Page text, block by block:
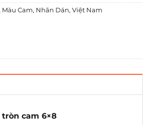
Màu Cam, Nhãn Dán, Việt Nam
cam 6×8